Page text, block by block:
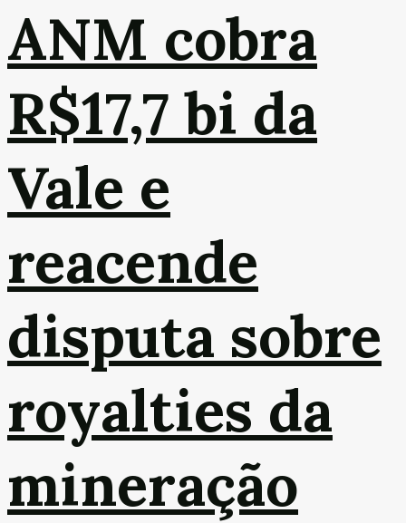
ANM cobra
R$17,7 bi da
Vale e
reacende
disputa sobre
royalties da
mineração